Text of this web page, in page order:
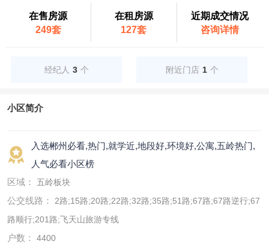
在售房源
249套
在租房源
127套
近期成交情况
咨询详情
经纪人 3 个 附近门店 1 个
小区简介
入选郴州必看,热门,就学近,地段好,环境好,公寓,五岭热门,
人气必看小区榜
区域：
五岭板块
公交线路： 2路;15路;20路;22路;32路;35路;51路;67路;67路逆行;67
路顺行;201路;飞天山旅游专线
户数： 4400